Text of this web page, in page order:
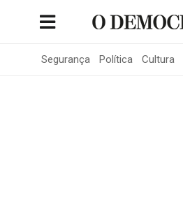
Segurança Política Cultura